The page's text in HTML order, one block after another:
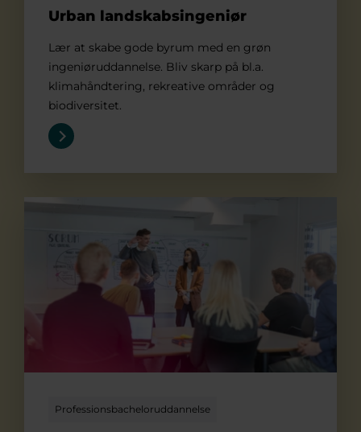
Urban landskabsingeniør
Lær at skabe gode byrum med en grøn
ingeniøruddannelse. Bliv skarp på bl.a.
klimahåndtering, rekreative områder og
biodiversitet.
Professionsbacheloruddannelse
Økonomi og it